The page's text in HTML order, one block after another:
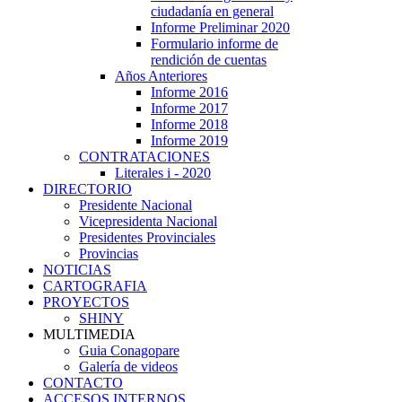
ciudadanía en general
Informe Preliminar 2020
Formulario informe de
rendición de cuentas
Años Anteriores
Informe 2016
Informe 2017
Informe 2018
Informe 2019
CONTRATACIONES
Literales i - 2020
DIRECTORIO
Presidente Nacional
Vicepresidenta Nacional
Presidentes Provinciales
Provincias
NOTICIAS
CARTOGRAFIA
PROYECTOS
SHINY
MULTIMEDIA
Guia Conagopare
Galería de videos
CONTACTO
ACCESOS INTERNOS